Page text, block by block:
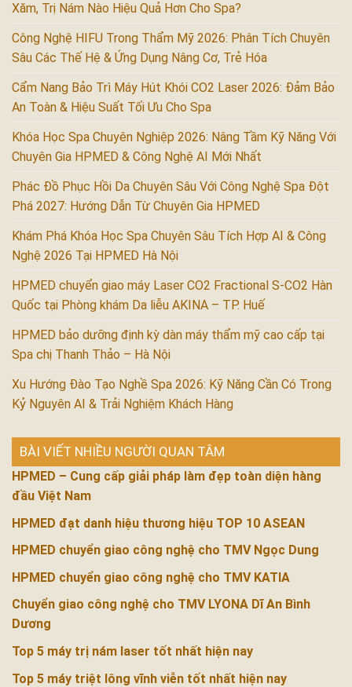
Xăm, Trị Nám Nào Hiệu Quả Hơn Cho Spa?
Công Nghệ HIFU Trong Thẩm Mỹ 2026: Phân Tích Chuyên
Sâu Các Thế Hệ & Ứng Dụng Nâng Cơ, Trẻ Hóa
Cẩm Nang Bảo Trì Máy Hút Khói CO2 Laser 2026: Đảm Bảo
An Toàn & Hiệu Suất Tối Ưu Cho Spa
Khóa Học Spa Chuyên Nghiệp 2026: Nâng Tầm Kỹ Năng Với
Chuyên Gia HPMED & Công Nghệ AI Mới Nhất
Phác Đồ Phục Hồi Da Chuyên Sâu Với Công Nghệ Spa Đột
Phá 2027: Hướng Dẫn Từ Chuyên Gia HPMED
Khám Phá Khóa Học Spa Chuyên Sâu Tích Hợp AI & Công
Nghệ 2026 Tại HPMED Hà Nội
HPMED chuyển giao máy Laser CO2 Fractional S-CO2 Hàn
Quốc tại Phòng khám Da liễu AKINA – TP. Huế
HPMED bảo dưỡng định kỳ dàn máy thẩm mỹ cao cấp tại
Spa chị Thanh Thảo – Hà Nội
Xu Hướng Đào Tạo Nghề Spa 2026: Kỹ Năng Cần Có Trong
Kỷ Nguyên AI & Trải Nghiệm Khách Hàng
BÀI VIẾT NHIỀU NGƯỜI QUAN TÂM
HPMED – Cung cấp giải pháp làm đẹp toàn diện hàng
đầu Việt Nam
HPMED đạt danh hiệu thương hiệu TOP 10 ASEAN
HPMED chuyển giao công nghệ cho TMV Ngọc Dung
HPMED chuyển giao công nghệ cho TMV KATIA
Chuyển giao công nghệ cho TMV LYONA Dĩ An Bình
Dương
Top 5 máy trị nám laser tốt nhất hiện nay
Top 5 máy triệt lông vĩnh viễn tốt nhất hiện nay